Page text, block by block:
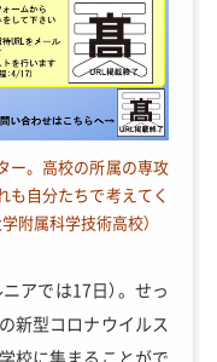
ー。高校の所属の専攻
自分たちで考えてく
附属科学技術高校）
アでは17日）。せっ
新型コロナウイルス